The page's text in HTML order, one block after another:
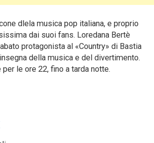
dlela musica pop italiana, e proprio
dai suoi fans. Loredana Bertè
protagonista al «Country» di Bastia
della musica e del divertimento.
per le ore 22, fino a tarda notte.